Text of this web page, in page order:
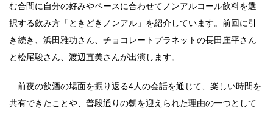
む合間に自分の好みやペースに合わせてノンアルコール飲料を選
択する飲み方「ときどきノンアル」を紹介しています。前回に引
き続き、浜田雅功さん、チョコレートプラネットの長田庄平さん
と松尾駿さん、渡辺直美さんが出演します。
前夜の飲酒の場面を振り返る4人の会話を通じて、楽しい時間を
共有できたことや、普段通りの朝を迎えられた理由の一つとして